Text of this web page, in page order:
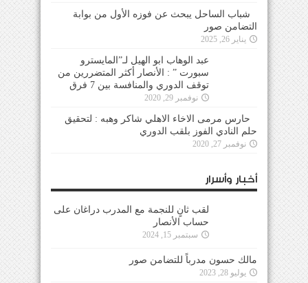
شباب الساحل يبحث عن فوزه الأول من بوابة
التضامن صور
يناير 26, 2025
عبد الوهاب ابو الهيل لـ”المايسترو سبورت ” :
الأنصار أكثر المتضررين من توقف الدوري والمنافسة
حارس مرمى الاخاء الاهلي شاكر وهبه : لتحقيق
حلم النادي الفوز بلقب الدوري
نوفمبر 27, 2020
أخبار وأسرار
لقب ثانٍ للنجمة مع المدرب دراغان على حساب
مالك حسون مدرباً للتضامن صور
يوليو 28, 2023